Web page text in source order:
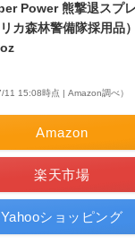
Power 熊撃退スプ
カ森林警備隊採用品
11 15:08時点 | Amazon調べ）
Amazon
楽天市場
Yahooショッピング